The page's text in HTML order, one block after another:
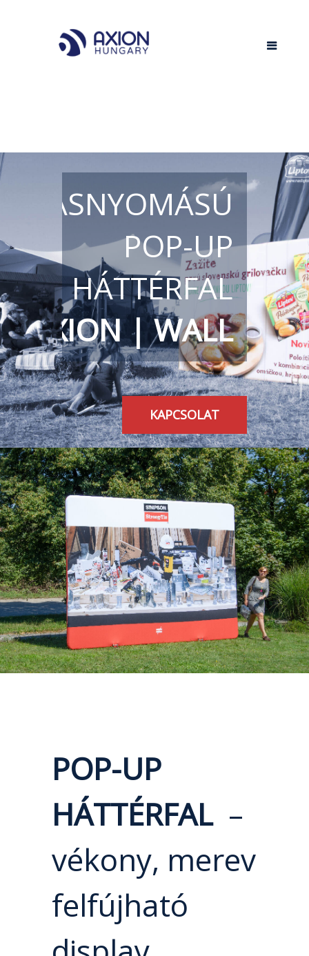
POP-UP
HÁTTÉRFAL
AXION | WALL
KAPCSOLAT
POP-UP
HÁTTÉRFAL–
vékony, merev
felfújható